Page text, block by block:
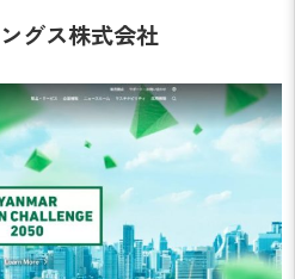
グス株式会社